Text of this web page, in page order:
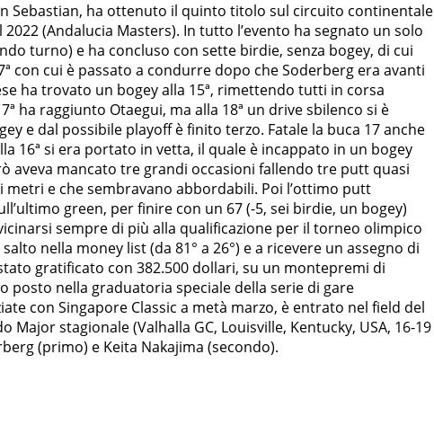
Sebastian, ha ottenuto il quinto titolo sul circuito continentale
(Andalucia Masters). In tutto l’evento ha segnato un solo
turno) e ha concluso con sette birdie, senza bogey, di cui
con cui è passato a condurre dopo che Soderberg era avanti
ha trovato un bogey alla 15ª, rimettendo tutti in corsa
ha raggiunto Otaegui, ma alla 18ª un drive sbilenco si è
e dal possibile playoff è finito terzo. Fatale la buca 17 anche
16ª si era portato in vetta, il quale è incappato in un bogey
aveva mancato tre grandi occasioni fallendo tre putt quasi
e che sembravano abbordabili. Poi l’ottimo putt
green, per finire con un 67 (-5, sei birdie, un bogey)
sempre di più alla qualificazione per il torneo olimpico
nella money list (da 81° a 26°) e a ricevere un assegno di
gratificato con 382.500 dollari, su un montepremi di
posto nella graduatoria speciale della serie di gare
con Singapore Classic a metà marzo, è entrato nel field del
Major stagionale (Valhalla GC, Louisville, Kentucky, USA, 16-19
(primo) e Keita Nakajima (secondo).